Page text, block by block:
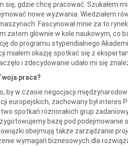
się, gdzie chcę pracować. Szukałem
nowe wyzwania. Wiedziałem
Fascynował mnie za to
zatem głównie w kole naukowym, co
do programu stypendialnego
miałem okazję spotkać się z
i zdecydowanie udało mi się
praca?
by w czasie negocjacji
europejskich, zachowany był interes
spotkań różnorakich grup
bazę pod
obejmują także zarządzanie
wymagań biznesowych dla